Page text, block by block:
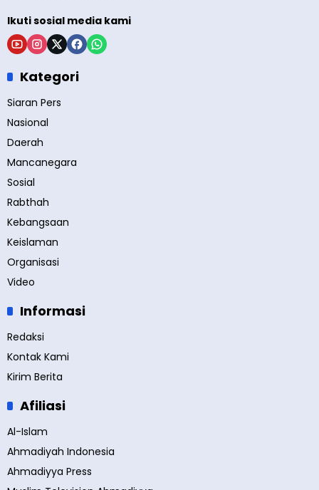
Ikuti sosial media kami
Kategori
Siaran Pers
Nasional
Daerah
Mancanegara
Sosial
Rabthah
Kebangsaan
Keislaman
Organisasi
Video
Informasi
Redaksi
Kontak Kami
Kirim Berita
Afiliasi
Al-Islam
Ahmadiyah Indonesia
Ahmadiyya Press